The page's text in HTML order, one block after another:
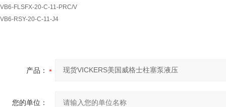
FLSFX-20-C-11-PRC/V
RSY-20-C-11-J4
产品：
您的单位：